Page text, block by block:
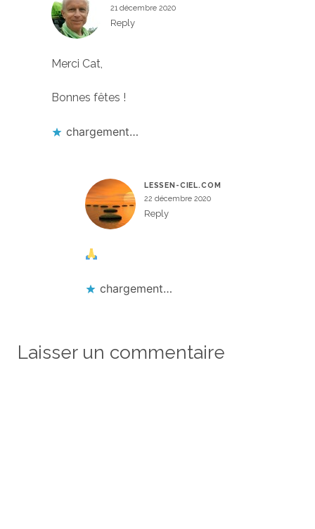
21 décembre 2020
Reply
Merci Cat,
Bonnes fêtes !
chargement…
LESSEN-CIEL.COM
22 décembre 2020
Reply
chargement…
Laisser un commentaire